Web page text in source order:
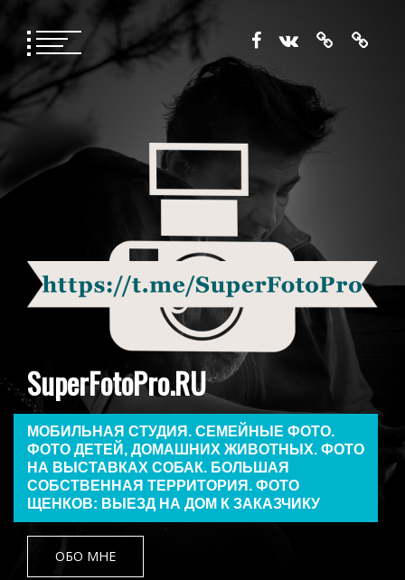
содержимому
SuperFotoPro.RU
МОБИЛЬНАЯ СТУДИЯ. СЕМЕЙНЫЕ ФОТО.
ФОТО ДЕТЕЙ, ДОМАШНИХ ЖИВОТНЫХ. ФОТО
НА ВЫСТАВКАХ СОБАК. БОЛЬШАЯ
СОБСТВЕННАЯ ТЕРРИТОРИЯ. ФОТО
ЩЕНКОВ: ВЫЕЗД НА ДОМ К ЗАКАЗЧИКУ
ОБО МНЕ